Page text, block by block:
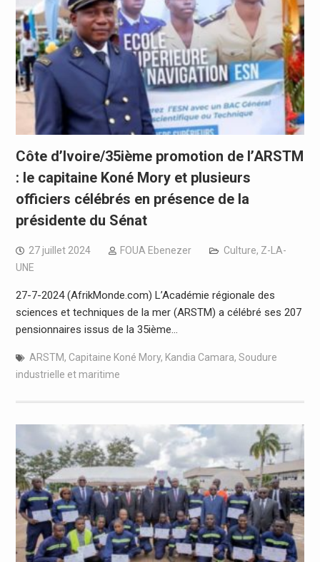
Côte d’Ivoire/35ième promotion de l’ARSTM
: le capitaine Koné Mory et plusieurs
officiers célébrés en présence de la
présidente du Sénat
27 juillet 2024 FOUA Ebenezer Culture, Z-LA-
UNE
27-7-2024 (AfrikMonde.com) L’Académie régionale des
sciences et techniques de la mer (ARSTM) a célébré ses 207
pensionnaires issus de la 35ième…
ARSTM, Capitaine Koné Mory, Kandia Camara, Soudure
industrielle et maritime